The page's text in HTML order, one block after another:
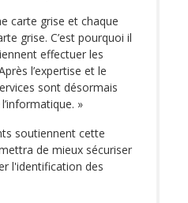
carte grise et chaque
grise. C’est pourquoi il
effectuer les
l’expertise et le
sont désormais
»
soutiennent cette
de mieux sécuriser
l'identification des